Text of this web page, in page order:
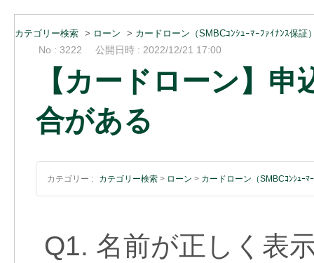
カテゴリー検索 > ローン > カードローン（SMBCｺﾝｼｭｰﾏｰﾌｧｲﾅﾝｽ保証
No : 3222 公開日時 : 2022/12/21 17:00
【カードローン】
合がある
カテゴリー : カテゴリー検索 > ローン > カードローン（SMBCｺﾝｼｭｰﾏ
Q1. 名前が正しく表